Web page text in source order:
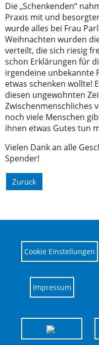
Die „Schenkenden“
Praxis mit und
wurde alles bei Frau
Weihnachten wurden
verteilt, die sich riesig
schon Erklärungen für
irgendeine unbekannte
etwas schenken wollte!
diesen ungewohnten
Zwischenmenschliches
noch viele Menschen
ihnen etwas Gutes tun
Vielen Dank an alle
Spender!
Zurück
Cookie Einstellungen
Impressum